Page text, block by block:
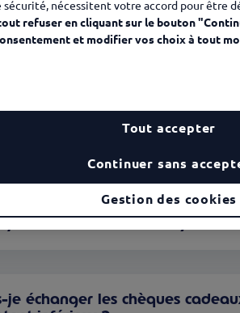
Kadéos 03
je faire des achats en ligne
je échanger les chèques
nécessitent votre accord pour être
refuser en cliquant sur le bouton
et modifier vos choix à tout
Gestion des cookies
Continuer sans
Tout accepter